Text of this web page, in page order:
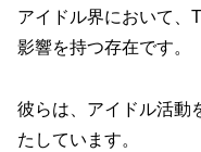
アイドル界において、
影響を持つ存在です。
彼らは、アイドル活動
たしています。